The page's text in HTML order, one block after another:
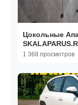
Цокольные
1 368 просмотров